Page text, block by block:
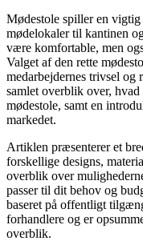
Mødestole spiller en
mødelokaler til kantinen
være komfortable, men
Valget af den rette
medarbejdernes trivsel og
samlet overblik over,
mødestole, samt en
markedet.
Artiklen præsenterer et
forskellige designs,
overblik over
passer til dit behov og
baseret på offentligt
forhandlere og er
overblik.